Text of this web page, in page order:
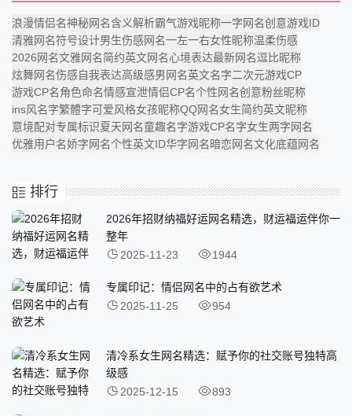
浪漫情侣名神秘网名含义解析霸气游戏昵称一字网名创意游戏ID
清雅网名符号设计男生伤感网名一左一右女性昵称温柔伤感
2026网名文雅网名简约英文网名心境表达最新网名逗比昵称
炫舞网名伤感自我表达高级感男网名英文名字二次元游戏CP
游戏CP名角色命名情感宣泄情侣CP名个性网名创意粉丝昵称
ins风名字繁體字可爱风格女孩昵称QQ网名女生简约英文昵称
意境配对专属标识夏天网名童趣名字游戏CP名字女生两字网名
优雅用户名娇字网名个性英文ID华字网名 暗恋网名文化底蕴网名
排行
2026年招财纳福好运网名精选，财运福运伴你一
整年
2025-11-23
1944
专属印记：情侣网名中的占有欲艺术
2025-11-25
954
清冷系女生网名精选：赋予你的社交账号独特高
级感
2025-12-15
893